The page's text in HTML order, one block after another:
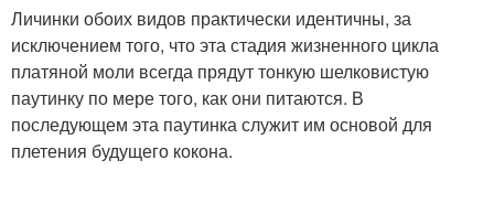
Личинки обоих видов практически идентичны, за
исключением того, что эта стадия жизненного цикла
платяной моли всегда прядут тонкую шелковистую
паутинку по мере того, как они питаются. В
последующем эта паутинка служит им основой для
плетения будущего кокона.